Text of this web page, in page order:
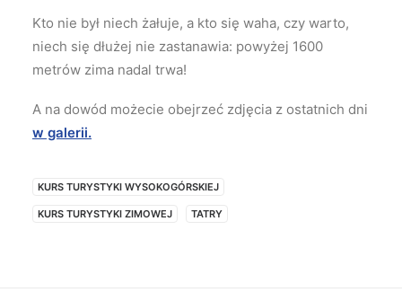
Kto nie był niech żałuje, a kto się waha, czy warto,
niech się dłużej nie zastanawia: powyżej 1600
metrów zima nadal trwa!
A na dowód możecie obejrzeć zdjęcia z ostatnich dni
w galerii.
KURS TURYSTYKI WYSOKOGÓRSKIEJ
KURS TURYSTYKI ZIMOWEJ TATRY